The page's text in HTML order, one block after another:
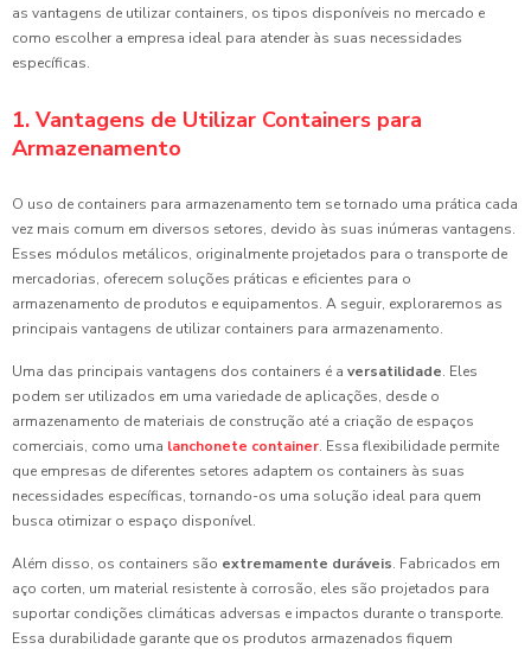
as vantagens de utilizar containers, os tipos disponíveis no mercado e
como escolher a empresa ideal para atender às suas necessidades
específicas.
1. Vantagens de Utilizar Containers para
Armazenamento
O uso de containers para armazenamento tem se tornado uma prática cada
vez mais comum em diversos setores, devido às suas inúmeras vantagens.
Esses módulos metálicos, originalmente projetados para o transporte de
mercadorias, oferecem soluções práticas e eficientes para o
armazenamento de produtos e equipamentos. A seguir, exploraremos as
principais vantagens de utilizar containers para armazenamento.
Uma das principais vantagens dos containers é a versatilidade. Eles
podem ser utilizados em uma variedade de aplicações, desde o
armazenamento de materiais de construção até a criação de espaços
comerciais, como uma lanchonete container. Essa flexibilidade permite
que empresas de diferentes setores adaptem os containers às suas
necessidades específicas, tornando-os uma solução ideal para quem
busca otimizar o espaço disponível.
Além disso, os containers são extremamente duráveis. Fabricados em
aço corten, um material resistente à corrosão, eles são projetados para
suportar condições climáticas adversas e impactos durante o transporte.
Essa durabilidade garante que os produtos armazenados fiquem